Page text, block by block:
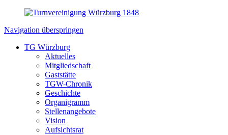
Navigation überspringen
TG Würzburg
Aktuelles
Mitgliedschaft
Gaststätte
TGW-Chronik
Geschichte
Organigramm
Stellenangebote
Vision
Aufsichtsrat